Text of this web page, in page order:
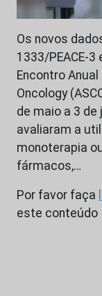
Os novos
1333/PEACE-3
Encontro
Oncology
de maio a 3 de
avaliaram a
monoterapia
fármacos,…
Por favor faça
este conteúdo